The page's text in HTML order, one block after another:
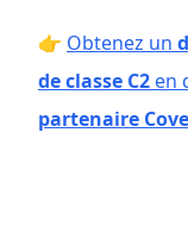
👉 Obtenez un
de classe C2 en
partenaire